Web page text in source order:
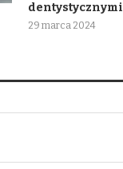
dentystycznymi
29 marca 2024